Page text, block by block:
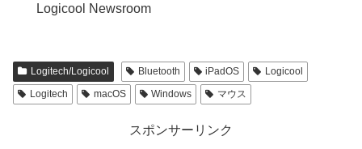
Logicool Newsroom
Logitech/Logicool Bluetooth iPadOS
Logicool
Logitech
macOS Windows マウス
スポンサーリンク